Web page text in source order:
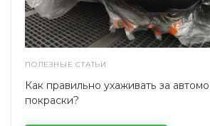
ПОЛЕЗНЫЕ СТАТЬИ
Как правильно ухаживать за
покраски?